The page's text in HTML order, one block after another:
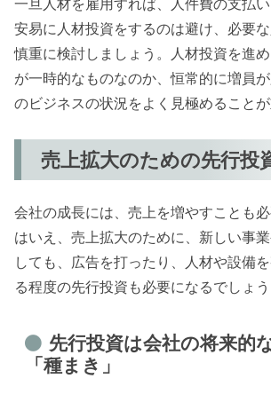
安易に人材投資をするのは避け、必要
慎重に検討しましょう。人材投資を進
が一時的なものなのか、恒常的に増員
のビジネスの状況をよく見極めることが
売上拡大のための先行投
会社の成長には、売上を増やすことも
はいえ、売上拡大のために、新しい事
しても、広告を打ったり、人材や設備
る程度の先行投資も必要になるでしょう
先行投資は会社の将来的
「種まき」